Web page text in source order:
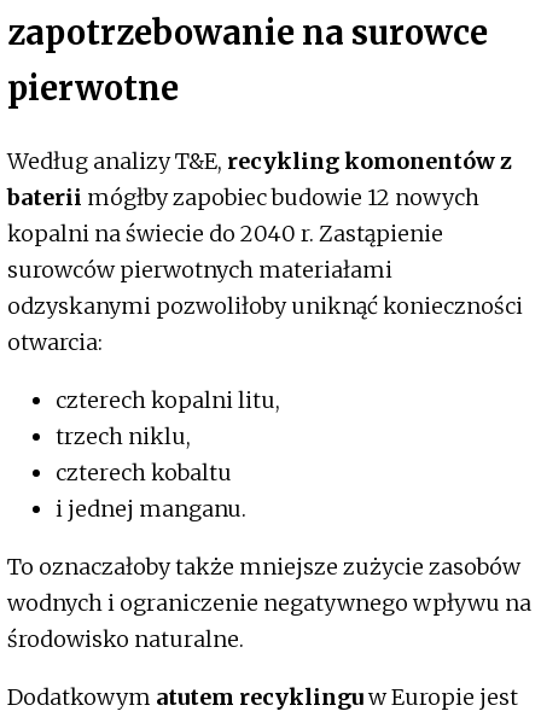
zapotrzebowanie na surowce
pierwotne
Według analizy T&E, recykling komonentów z
baterii mógłby zapobiec budowie 12 nowych
kopalni na świecie do 2040 r. Zastąpienie
surowców pierwotnych materiałami
odzyskanymi pozwoliłoby uniknąć konieczności
otwarcia:
czterech kopalni litu,
trzech niklu,
czterech kobaltu
i jednej manganu.
To oznaczałoby także mniejsze zużycie zasobów
wodnych i ograniczenie negatywnego wpływu na
środowisko naturalne.
Dodatkowym atutem recyklinguw Europie jest